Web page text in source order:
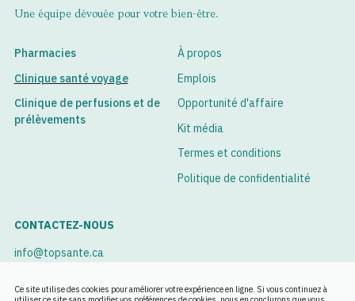
Ce site utilise des cookies pour améliorer votre expérience en ligne. Si vous continuez à
Une équipe dévouée pour votre bien-être.
Pharmacies
Clinique santé voyage
Clinique de perfusions et de
prélèvements
À propos
Emplois
Opportunité d'affaire
Kit média
Termes et conditions
Politique de confidentialité
CONTACTEZ-NOUS
info@topsante.ca